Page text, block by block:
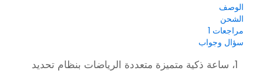
الوصف
الشحن
مراجعات 1
سؤال وجواب
1، ساعة ذكية متميزة متعددة الرياضات بنظام تحديد